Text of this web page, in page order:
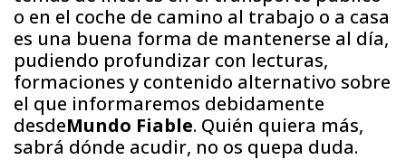
o en el coche de camino al trabajo o a casa
es una buena forma de mantenerse al día,
pudiendo profundizar con lecturas,
formaciones y contenido alternativo sobre
el que informaremos debidamente
desdeMundo Fiable. Quién quiera más,
sabrá dónde acudir, no os quepa duda.